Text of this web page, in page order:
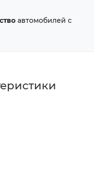
автомобилей с